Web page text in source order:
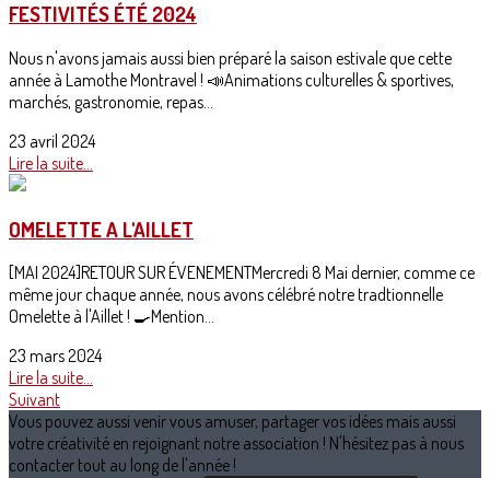
FESTIVITÉS ÉTÉ 2024
Nous n'avons jamais aussi bien préparé la saison estivale que cette
année à Lamothe Montravel ! 📣Animations culturelles & sportives,
marchés, gastronomie, repas...
23 avril 2024
Lire la suite...
OMELETTE A L'AILLET
[MAI 2024]RETOUR SUR ÉVENEMENTMercredi 8 Mai dernier, comme ce
même jour chaque année, nous avons célébré notre tradtionnelle
Omelette à l'Aillet ! 🍳Mention...
23 mars 2024
Lire la suite...
Suivant
Vous pouvez aussi venir vous amuser, partager vos idées mais aussi
votre créativité en rejoignant notre association ! N'hésitez pas à nous
contacter tout au long de l'année !